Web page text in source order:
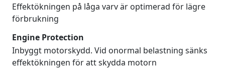
Effektökningen på låga varv är optimerad för lägre
förbrukning
Engine Protection
Inbyggt motorskydd. Vid onormal belastning sänks
effektökningen för att skydda motorn